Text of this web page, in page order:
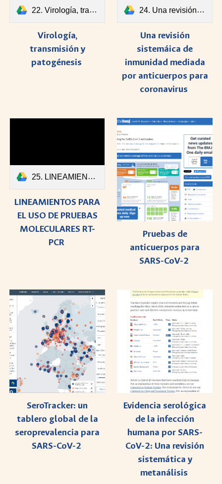
22. Virología, transmisión y patogénesis.pdf
Virología,
transmisión y
patogénesis
24. Una revisión sistemáica de inmunidad mediada por anticuerpos para coronavirus.pdf
Una revisión
sistemáica de
inmunidad mediada
por anticuerpos para
coronavirus
25. LINEAMIENTOS PARA EL USO DE PRUEBAS MOLECULARES RT-PCR.pdf
LINEAMIENTOS PARA
EL USO DE PRUEBAS
MOLECULARES RT-
PCR
Pruebas de
anticuerpos para
SARS-CoV-2
SeroTracker: un
tablero global de la
seroprevalencia para
SARS-CoV-2
Evidencia serológica
de la infección
humana por SARS-
CoV-2: Una revisión
sistemática y
metanálisis